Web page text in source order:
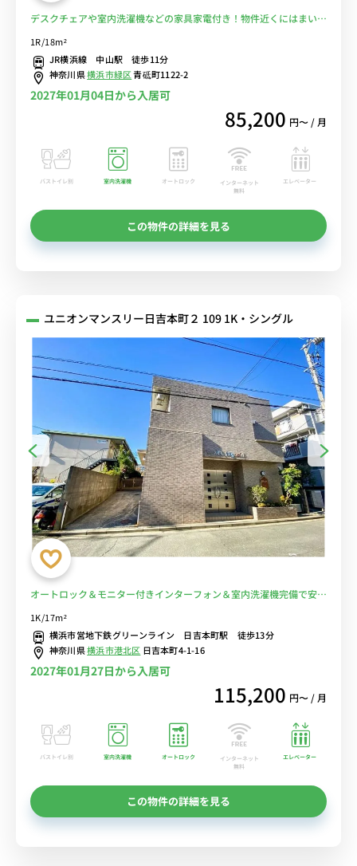
デスクチェアや室内洗濯機などの家具家電付き！物件近くにはまいば
Wi-Fi格安レンタル中！
1R/18m²
JR横浜線 中山駅 徒歩11分
神奈川県横浜市緑区青砥町1122-2
2027年01月04日から入居可
85,200 円〜 / 月
バストイレ別 室内洗濯機 オートロック
インターネット
無料
エレベーター
この物件の詳細を見る
ユニオンマンスリー日吉本町２ 109 1K・シングル
オートロック＆モニター付きインターフォン＆室内洗濯機完備で安心
トア・クリエイトがありちょっとした買い物に便利■選べるWi-Fi格
安レンタル中！
1K/17m²
横浜市営地下鉄グリーンライン 日吉本町駅 徒歩13分
神奈川県横浜市港北区 日吉本町4-1-16
2027年01月27日から入居可
115,200 円〜 / 月
バストイレ別 室内洗濯機 オートロック
インターネット
無料
エレベーター
この物件の詳細を見る